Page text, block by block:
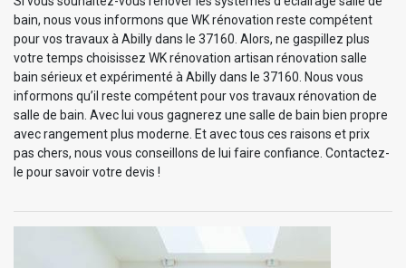
bain, nous vous informons que WK rénovation reste compétent
pour vos travaux à Abilly dans le 37160. Alors, ne gaspillez plus
votre temps choisissez WK rénovation artisan rénovation salle
bain sérieux et expérimenté à Abilly dans le 37160. Nous vous
informons qu’il reste compétent pour vos travaux rénovation de
salle de bain. Avec lui vous gagnerez une salle de bain bien propre
avec rangement plus moderne. Et avec tous ces raisons et prix
pas chers, nous vous conseillons de lui faire confiance. Contactez-
le pour savoir votre devis !